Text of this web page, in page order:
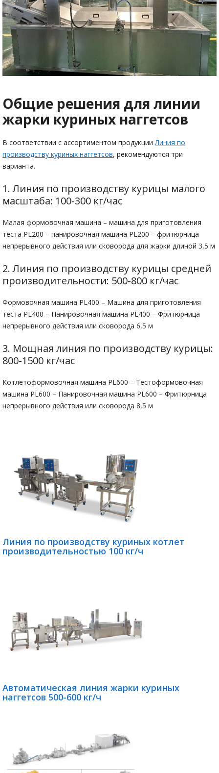
Общие решения для линии
жарки куриных наггетсов
В соответствии с ассортиментом продукции Линия по
производству куриных наггетсов, рекомендуются три
варианта.
1. Линия по производству курицы малого
масштаба: 100-300 кг/час
Малая формовочная машина – машина для приготовления
теста PL200 – панировочная машина PL200 – фритюрница
непрерывного действия или сковорода для жарки длиной 3,5 м
2. Линия по производству курицы средней
производительности: 500-800 кг/час
Формовочная машина PL400 – Машина для приготовления
теста PL400 – Панировочная машина PL400 – Фритюрница
непрерывного действия или сковорода 6,5 м
3. Мощная линия по производству курицы:
800-1500 кг/час
Котлетоформовочная машина PL600 – Тестоформовочная
машина PL600 – Панировочная машина PL600 – Фритюрница
непрерывного действия или сковорода 8,5 м
Линия по производству куриных котлет
производительностью 100 кг/ч
Автоматическая линия жарки куриных
наггетсов 500-600 кг/ч